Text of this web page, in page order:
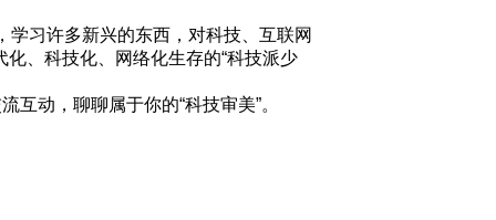
习许多新兴的东西，对科技、互联网
、科技化、网络化生存的“科技派少
互动，聊聊属于你的“科技审美”。